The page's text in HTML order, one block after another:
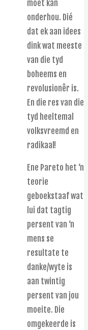
moet kan
onderhou. Dié
dat ek aan idees
dink wat meeste
van die tyd
boheems en
revolusionêr is.
En die res van die
tyd heeltemal
volksvreemd en
radikaal!
Ene Pareto het ‘n
teorie
geboekstaaf wat
lui dat tagtig
persent van ‘n
mens se
resultate te
danke/wyte is
aan twintig
persent van jou
moeite. Die
omgekeerde is